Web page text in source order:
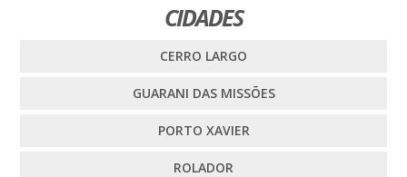
CIDADES
CERRO LARGO
GUARANI DAS MISSÕES
PORTO XAVIER
ROLADOR